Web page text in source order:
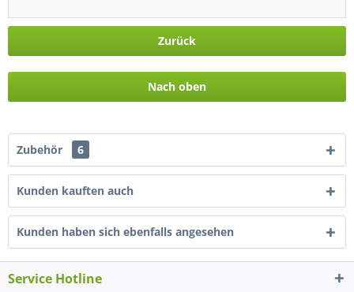
Zurück
Nach oben
Zubehör 6
Kunden kauften auch
Kunden haben sich ebenfalls angesehen
Service Hotline